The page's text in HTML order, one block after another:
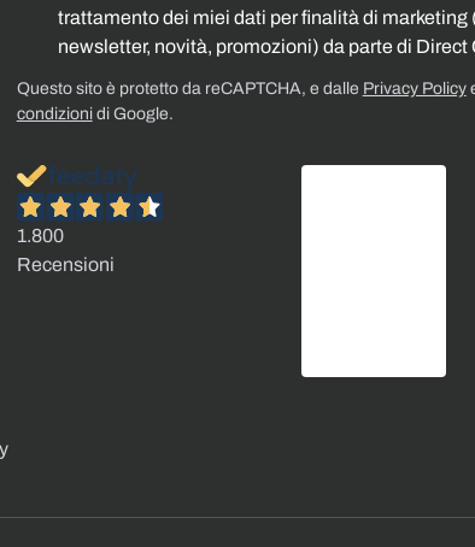
trattamento dei miei dati per finalità di marketing
newsletter, novità, promozioni) da parte di Direct
Questo sito è protetto da reCAPTCHA, e dalle Privacy Policy
condizionidi Google.
1.800
Recensioni